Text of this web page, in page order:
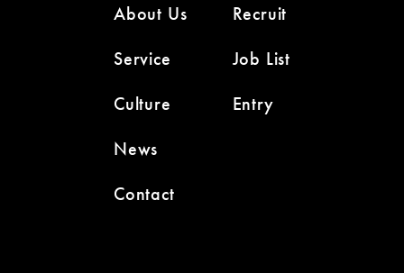
About Us
Service
Culture
News
Contact
Recruit
Job List
Entry